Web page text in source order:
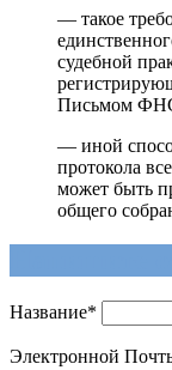
— такое
судебной
Письмом ФНС
— иной
протокола
может быть
общего
Название*
Электронной